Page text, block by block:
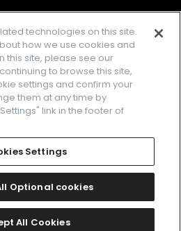
facebookinstagramtwitter
ご利用規約
シー Cookies Settings
Inc.またはその関連会社の商標です。
WATCH CO., LTD.
technologies on this site.
how we use cookies and
this site, please see our
to browse this site,
settings and confirm your
them at any time by
link in the footer of
Settings
Optional cookies
All Cookies